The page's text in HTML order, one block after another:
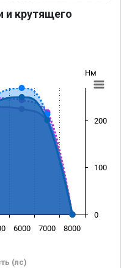
и крутящего
Нм
(лс)
6000 7000 8000
0
100
200